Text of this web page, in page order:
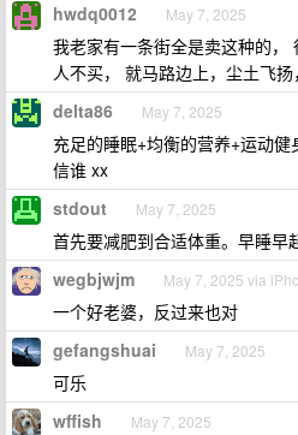
hwdq0012 May 7, 2025
我老家有一条街全是卖这种的，
人不买， 就马路边上，尘土飞
delta86 May 7, 2025
充足的睡眠+均衡的营养+运动
信谁 xx
stdout May 7, 2025
首先要减肥到合适体重。早睡早
wegbjwjm May 7, 2025 via
一个好老婆，反过来也对
gefangshuai May 7, 2025
可乐
wffish May 7, 2025